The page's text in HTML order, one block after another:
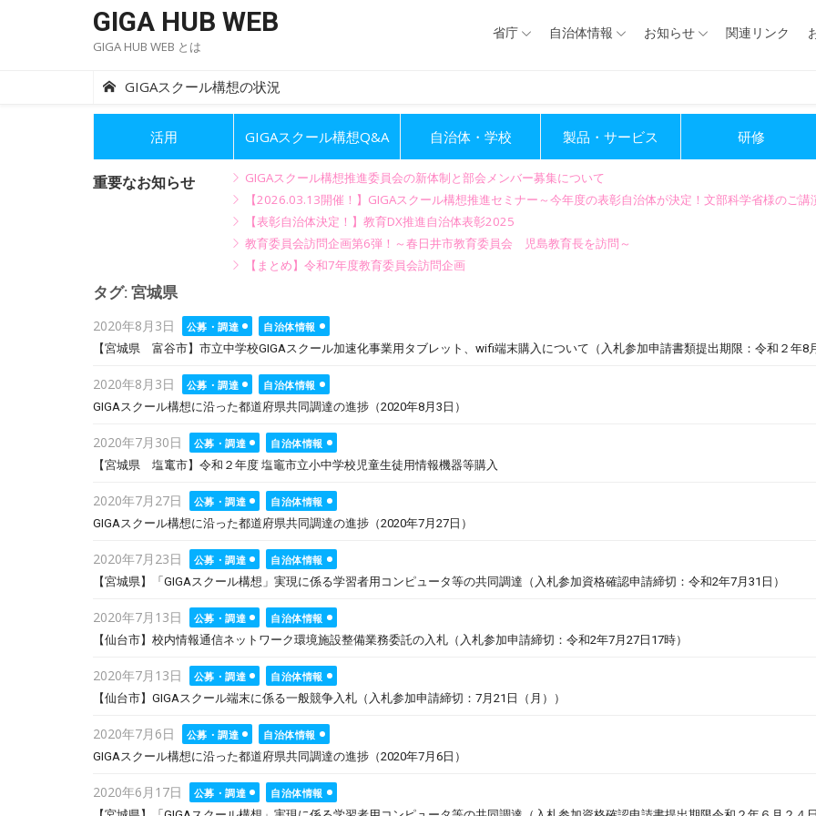
GIGA HUB WEB
GIGA HUB WEB とは
省庁 自治体情報 お知らせ 関連リンク
GIGAスクール構想の状況
活用 GIGAスクール構想Q&A 自治体・学校 製品・サービス 研修
重要なお知らせ
GIGAスクール構想推進委員会の新体制と部会メンバー募集について
【2026.03.13開催！】GIGAスクール構想推進セミナー～今年度の表彰自治体が決定！文部科学省様のご講
【表彰自治体決定！】教育DX推進自治体表彰2025
教育委員会訪問企画第6弾！～春日井市教育委員会 児島教育長を訪問～
【まとめ】令和7年度教育委員会訪問企画
タグ: 宮城県
Posted
on
2020年8月3日 公募・調達
自治体情報
【宮城県 富谷市】市立中学校GIGAスクール加速化事業用タブレット、wifi端末購入について（入札参加申請書類提出期限：令和２年
Posted
on
2020年8月3日 公募・調達
自治体情報
GIGAスクール構想に沿った都道府県共同調達の進捗（2020年8月3日）
Posted
on
2020年7月30日 公募・調達
自治体情報
【宮城県 塩竃市】令和２年度 塩竈市立小中学校児童生徒用情報機器等購入
Posted
on
2020年7月27日 公募・調達
自治体情報
GIGAスクール構想に沿った都道府県共同調達の進捗（2020年7月27日）
Posted
on
2020年7月23日 公募・調達
自治体情報
【宮城県】「GIGAスクール構想」実現に係る学習者用コンピュータ等の共同調達（入札参加資格確認申請締切：令和2年7月31日）
Posted
on
2020年7月13日 公募・調達
自治体情報
【仙台市】校内情報通信ネットワーク環境施設整備業務委託の入札（入札参加申請締切：令和2年7月27日17時）
Posted
on
2020年7月13日 公募・調達
自治体情報
【仙台市】GIGAスクール端末に係る一般競争入札（入札参加申請締切：7月21日（月））
Posted
on
2020年7月6日 公募・調達
自治体情報
GIGAスクール構想に沿った都道府県共同調達の進捗（2020年7月6日）
Posted
on
2020年6月17日 公募・調達
自治体情報